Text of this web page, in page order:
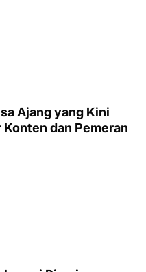
Ajang yang Kini
dan Pemeran